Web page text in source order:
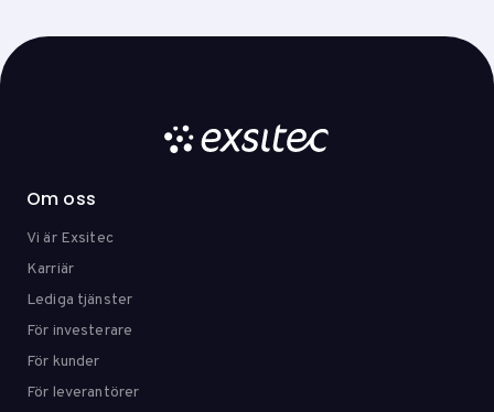
Om oss
Vi är Exsitec
Karriär
Lediga tjänster
För investerare
För kunder
För leverantörer